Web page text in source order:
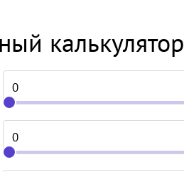
калькулятор